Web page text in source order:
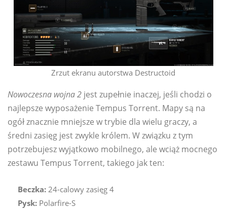
Zrzut ekranu autorstwa Destructoid
Nowoczesna wojna 2 jest zupełnie inaczej, jeśli chodzi o
najlepsze wyposażenie Tempus Torrent. Mapy są na
ogół znacznie mniejsze w trybie dla wielu graczy, a
średni zasięg jest zwykle królem. W związku z tym
potrzebujesz wyjątkowo mobilnego, ale wciąż mocnego
zestawu Tempus Torrent, takiego jak ten:
Beczka: 24-calowy zasięg 4
Pysk: Polarfire-S